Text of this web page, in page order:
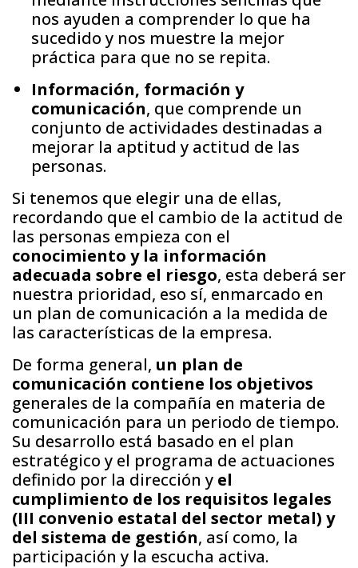
nos ayuden a comprender lo que ha
sucedido y nos muestre la mejor
práctica para que no se repita.
Información, formación y
comunicación, que comprende un
conjunto de actividades destinadas a
mejorar la aptitud y actitud de las
personas.
Si tenemos que elegir una de ellas,
recordando que el cambio de la actitud de
las personas empieza con el
conocimiento y la información
adecuada sobre el riesgo, esta deberá ser
nuestra prioridad, eso sí, enmarcado en
un plan de comunicación a la medida de
las características de la empresa.
De forma general, un plan de
comunicación contiene los objetivos
generales de la compañía en materia de
comunicación para un periodo de tiempo.
Su desarrollo está basado en el plan
estratégico y el programa de actuaciones
definido por la dirección y el
cumplimiento de los requisitos legales
(III convenio estatal del sector metal) y
del sistema de gestión, así como, la
participación y la escucha activa.